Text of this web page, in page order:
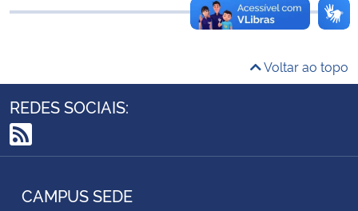
Ministério do Desenvolvimento Regional
Ministério da Mulher, da Família e dos Direitos Humanos
Voltar ao topo
REDES SOCIAIS:
RSS
CAMPUS SEDE